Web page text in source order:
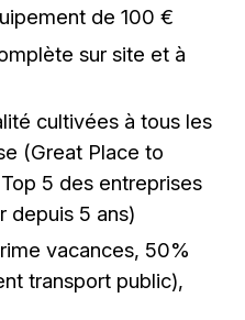
de 100 €
sur site et à
cultivées à tous les
(Great Place to
5 des entreprises
depuis 5 ans)
vacances, 50%
transport public),